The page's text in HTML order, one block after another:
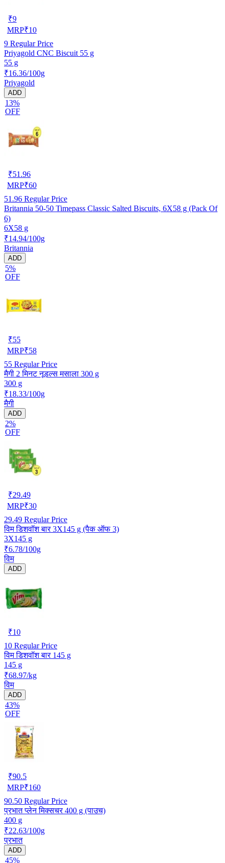
₹9
MRP₹10
9 Regular Price
Priyagold CNC Biscuit 55 g
55 g
₹16.36/100g
Priyagold
ADD
13%
OFF
₹51.96
MRP₹60
51.96 Regular Price
Britannia 50-50 Timepass Classic Salted Biscuits, 6X58 g (Pack Of
6)
6X58 g
₹14.94/100g
Britannia
ADD
5%
OFF
₹55
MRP₹58
55 Regular Price
मैगी 2 मिनट नूडल्स मसाला 300 g
300 g
₹18.33/100g
मैगी
ADD
2%
OFF
₹29.49
MRP₹30
29.49 Regular Price
विम डिशवॉश बार 3X145 g (पैक ऑफ 3)
3X145 g
₹6.78/100g
विम
ADD
₹10
10 Regular Price
विम डिशवॉश बार 145 g
145 g
₹68.97/kg
विम
ADD
43%
OFF
₹90.5
MRP₹160
90.50 Regular Price
प्रभात प्लेन मिक्सचर 400 g (पाउच)
400 g
₹22.63/100g
प्रभात
ADD
45%